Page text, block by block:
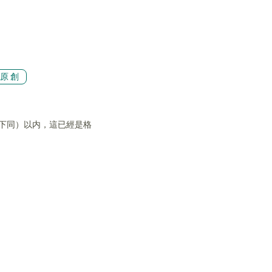
原創
同）以内，這已經是格